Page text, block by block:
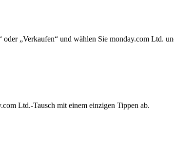
„Verkaufen“ und wählen Sie monday.com Ltd.
Ltd.-Tausch mit einem einzigen Tippen ab.